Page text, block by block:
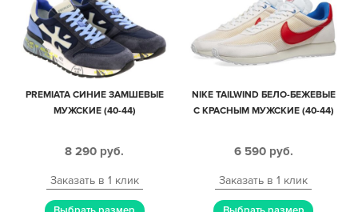
PREMIATA СИНИЕ ЗАМШЕВЫЕ
МУЖСКИЕ (40-44)
8 290 руб.
Заказать в 1 клик
NIKE TAILWIND БЕЛО-БЕЖЕВЫЕ
С КРАСНЫМ МУЖСКИЕ (40-44)
6 590 руб.
Заказать в 1 клик